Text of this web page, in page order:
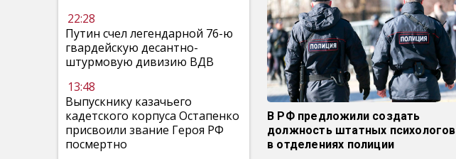
22:28
Путин счел легендарной 76-ю
гвардейскую десантно-
штурмовую дивизию ВДВ
13:48
Выпускнику казачьего
кадетского корпуса Остапенко
присвоили звание Героя РФ
посмертно
В РФ предложили создать
должность штатных психологов
в отделениях полиции